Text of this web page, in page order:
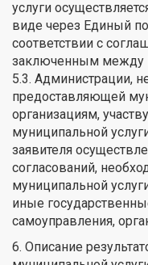
услуги
виде через Единый
соответствии с
заключенным между
5.3. Администрации,
предоставляющей
организациям,
муниципальной
заявителя
согласований,
муниципальной
иные
самоуправления,
6. Описание